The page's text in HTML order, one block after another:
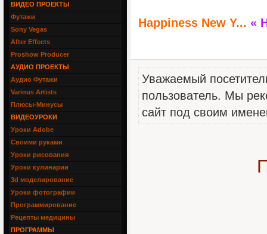
Happiness New Y... «
Уважаемый
пользователь. Мы
сайт под своим
ВИДЕО ПРОЕКТЫ
Футажи
Sony Vegas
After Effects
Proshow Producer
АУДИО ПРОЕКТЫ
Аудио Футажи
Various Artists
Плюсы-Минусы
ВИДЕОУРОКИ
Уроки Adobe
Своими руками
Уроки рисования
Уроки кулинарии
3d моделирование
Уроки фотографии
Программирование
Рецепты медицины
ПРОГРАММЫ